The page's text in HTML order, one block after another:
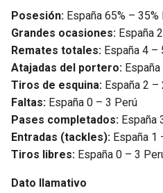
Posesión: España 65% – 35%
Grandes ocasiones: España
Remates totales: España 4 –
Atajadas del portero:
Tiros de esquina: España 2 –
Faltas: España 0 – 3 Perú
Pases completados: España
Entradas (tackles): España 1
Tiros libres: España 0 – 3
Dato llamativo